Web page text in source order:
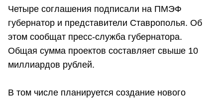
Четыре соглашения подписали на ПМЭФ
губернатор и представители Ставрополья. Об
этом сообщат пресс-служба губернатора.
Общая сумма проектов составляет свыше 10
миллиардов рублей.
В том числе планируется создание нового